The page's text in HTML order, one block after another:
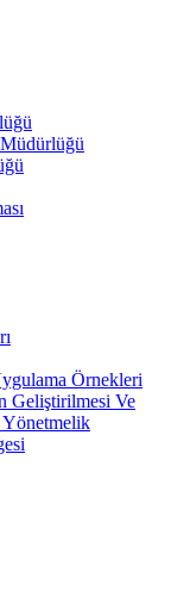
Örnekleri
Geliştirilmesi Ve